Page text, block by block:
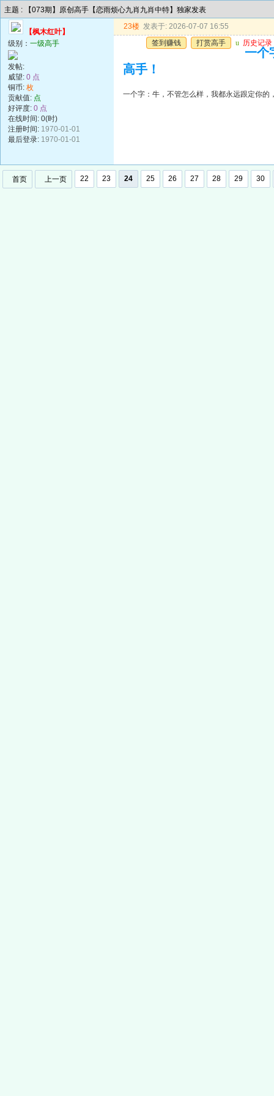
主题 : 【073期】原创高手【恋雨烦心九肖九肖中特】独家发表
【枫木红叶】
级别： 一级高手
发帖:
威望: 0 点
铜币: 枚
贡献值: 点
好评度: 0 点
在线时间: 0(时)
注册时间: 1970-01-01
最后登录: 1970-01-01
23楼 发表于: 2026-07-07 16:55
签到赚钱
打赏高手 u 历史记录
一个
高手！
一个字：牛，不管怎么样，我都永远跟定你的
首页 上一页 22 23 24 25 26 27 28 29 30